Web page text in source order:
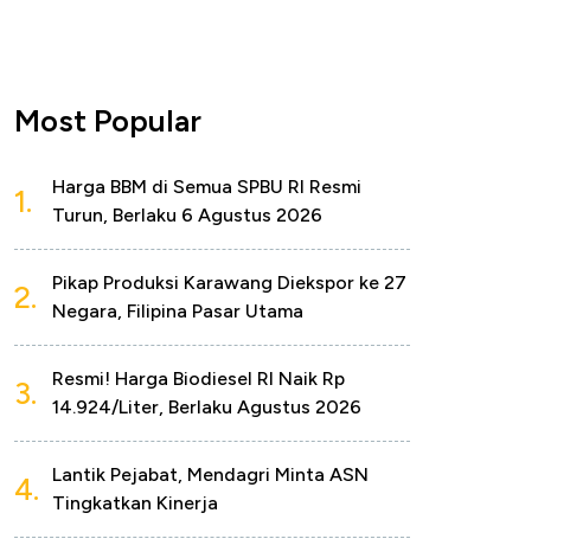
Most Popular
1.
Harga BBM di Semua SPBU RI Resmi
Turun, Berlaku 6 Agustus 2026
2.
Pikap Produksi Karawang Diekspor ke 27
Negara, Filipina Pasar Utama
3.
Resmi! Harga Biodiesel RI Naik Rp
14.924/Liter, Berlaku Agustus 2026
4.
Lantik Pejabat, Mendagri Minta ASN
Tingkatkan Kinerja